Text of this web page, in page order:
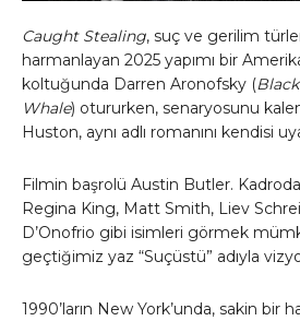
Caught Stealing, suç ve gerilim
harmanlayan 2025 yapımı bir
koltuğunda Darren Aronofsky (
Whale) otururken, senaryosunu
Huston, aynı adlı romanını kendisi
Filmin başrolü Austin Butler.
Regina King, Matt Smith, Liev
D’Onofrio gibi isimleri görmek
geçtiğimiz yaz “Suçüstü” adıyla
1990’ların New York’unda, sakin bir